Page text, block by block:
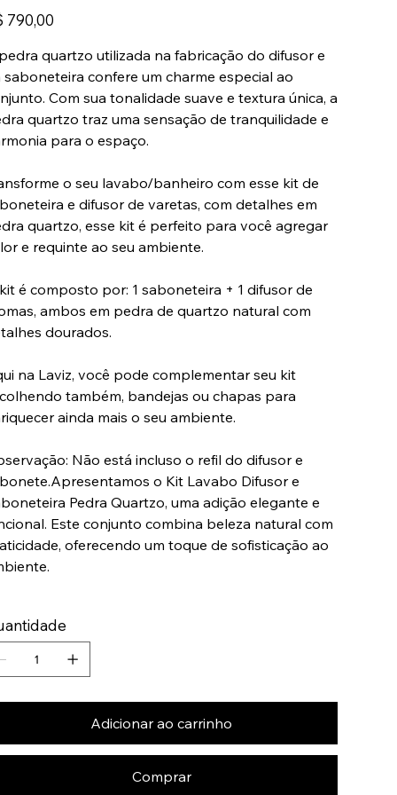
790,00
quartzo utilizada na fabricação do difusor e
saboneteira confere um charme especial ao
Com sua tonalidade suave e textura única, a
quartzo traz uma sensação de tranquilidade e
para o espaço.
o seu lavabo/banheiro com esse kit de
e difusor de varetas, com detalhes em
quartzo, esse kit é perfeito para você agregar
e requinte ao seu ambiente.
é composto por: 1 saboneteira + 1 difusor de
ambos em pedra de quartzo natural com
dourados.
na Laviz, você pode complementar seu kit
também, bandejas ou chapas para
ainda mais o seu ambiente.
Não está incluso o refil do difusor e
o Kit Lavabo Difusor e
Pedra Quartzo, uma adição elegante e
Este conjunto combina beleza natural com
oferecendo um toque de sofisticação ao
Adicionar ao carrinho
Comprar